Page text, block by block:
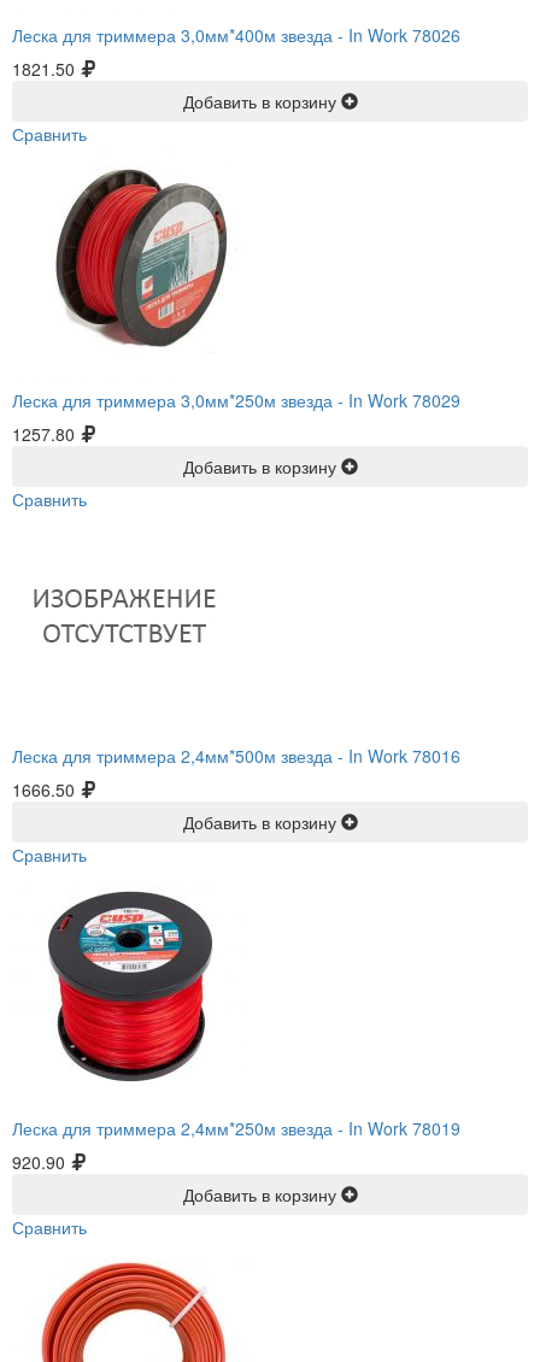
Леска для триммера 3,0мм*400м звезда - In Work 78026
1821.50
Добавить в корзину
Сравнить
Леска для триммера 3,0мм*250м звезда - In Work 78029
1257.80
Добавить в корзину
Сравнить
Леска для триммера 2,4мм*500м звезда - In Work 78016
1666.50
Добавить в корзину
Сравнить
Леска для триммера 2,4мм*250м звезда - In Work 78019
920.90
Добавить в корзину
Сравнить